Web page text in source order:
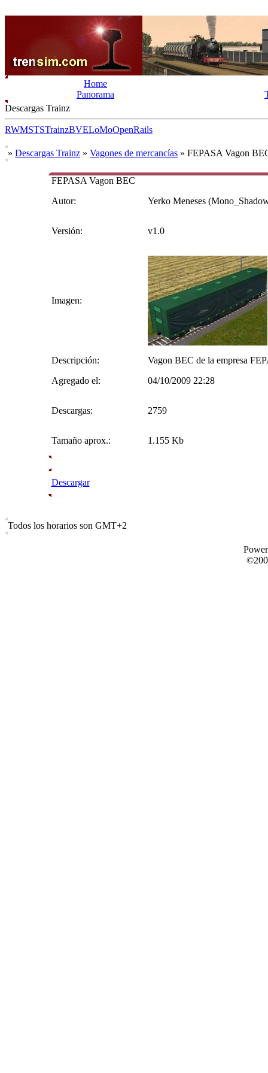
Home
Panorama
Descargas Trainz
RWMSTSTrainzBVELoMoOpenRails
» Descargas Trainz » Vagones de mercancías » FEPASA Vagon
FEPASA Vagon BEC
Autor:
Yerko Meneses
Versión: v1.0
Imagen:
Descripción:
Vagon BEC de la empresa
Agregado el:
04/10/2009 22:28
Descargas: 2759
Tamaño aprox.: 1.155 Kb
Descargar
Todos los horarios son GMT+2